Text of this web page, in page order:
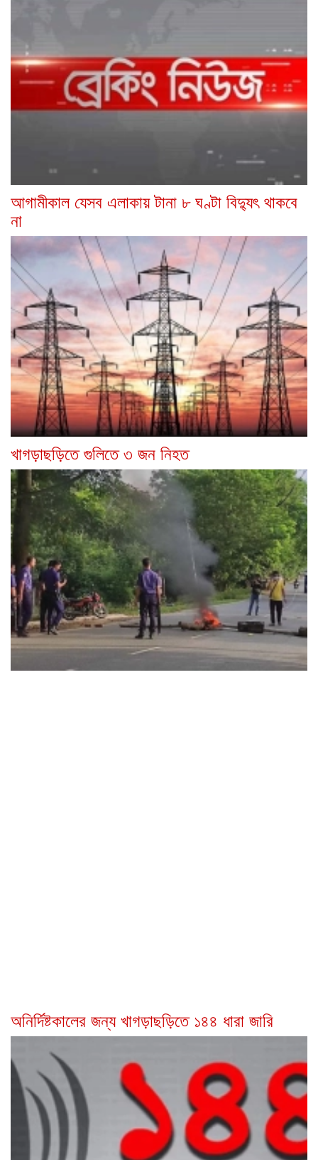
আগামীকাল যেসব এলাকায় টানা ৮ ঘণ্টা বিদ্যুৎ থাকবে
না
খাগড়াছড়িতে গুলিতে ৩ জন নিহত
অনির্দিষ্টকালের জন্য খাগড়াছড়িতে ১৪৪ ধারা জারি